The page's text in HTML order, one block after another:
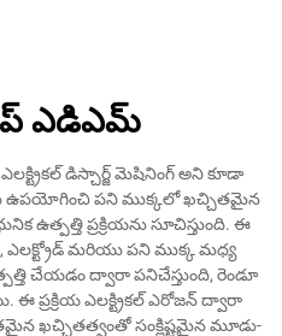
ఎడిఎమ్
డిస్చార్జ్ మెషినింగ్ అని కూడా
ఉపయోగించి పని ముక్కలో ఖచ్చితమైన
ఉత్పత్తి ప్రక్రియను సూచిస్తుంది. ఈ
ఎలక్ట్రోడ్ మరియు పని ముక్క మధ్య
చేయడం ద్వారా పనిచేస్తుంది, రెండూ
ఈ ప్రక్రియ ఎలక్ట్రికల్ ఎరోజన్ ద్వారా
ఖచ్చితత్వంతో సంక్లిష్టమైన మూడు-